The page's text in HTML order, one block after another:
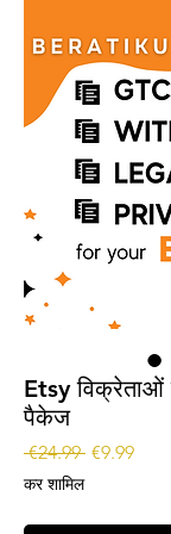
Etsy विक्रेताओं
पैकेज
€24.99 नियमित
€9.99बिक्री
कर शामिल